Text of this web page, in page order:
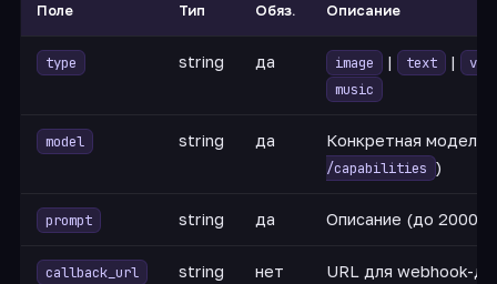
Поле Тип Обяз. Описание
type string да image | text |
music
model string да
Конкретная модель
/capabilities )
prompt string да Описание (до 20000
callback_url string нет
URL для webhook-